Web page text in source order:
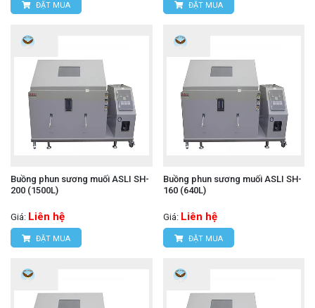
ĐẶT MUA ĐẶT MUA
Buồng phun sương muối ASLI SH-
200 (1500L)
Giá: Liên hệ
ĐẶT MUA
Buồng phun sương muối ASLI SH-
160 (640L)
Giá: Liên hệ
ĐẶT MUA